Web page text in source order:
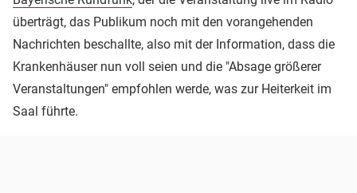
überträgt, das Publikum noch mit den vorangehenden
Nachrichten beschallte, also mit der Information, dass die
Krankenhäuser nun voll seien und die "Absage größerer
Veranstaltungen" empfohlen werde, was zur Heiterkeit im
Saal führte.